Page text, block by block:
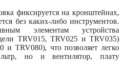
фиксируется на кронштейнах,
без каких-либо инструментов.
элементам устройства
TRV015, TRV025 и TRV035)
и TRV080), что позволяет легко
но и вентилятор, плату